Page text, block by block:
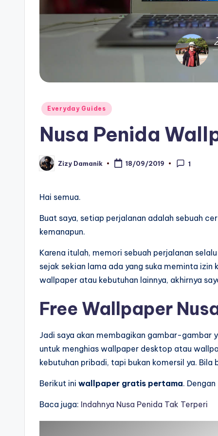
Posted
Everyday Guides
Nusa Penida
Posted
by
Zizy Damanik 18/09/2019 1
Hai semua.
Buat saya, setiap perjalanan adalah sebuah
kemanapun.
Karena itulah, memori sebuah perjalanan
sejak sekian lama ada yang suka meminta
wallpaper atau kebutuhan lainnya, akhirnya
Free Wallpaper
Jadi saya akan membagikan gambar-gambar
untuk menghias wallpaper desktop atau
kebutuhan pribadi, tapi bukan komersil ya. Bila
Berikut ini wallpaper gratis pertama.
Baca juga: Indahnya Nusa Penida Tak Terperi